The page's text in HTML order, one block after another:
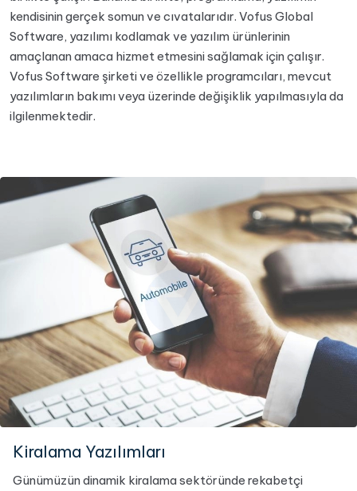
kendisinin gerçek somun ve cıvatalarıdır. Vofus Global
Software, yazılımı kodlamak ve yazılım ürünlerinin
amaçlanan amaca hizmet etmesini sağlamak için çalışır.
Vofus Software şirketi ve özellikle programcıları, mevcut
yazılımların bakımı veya üzerinde değişiklik yapılmasıyla da
ilgilenmektedir.
Kiralama Yazılımları
Günümüzün dinamik kiralama sektöründe rekabetçi